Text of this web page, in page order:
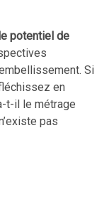
potentiel de
Si
en
t-il le métrage
pas